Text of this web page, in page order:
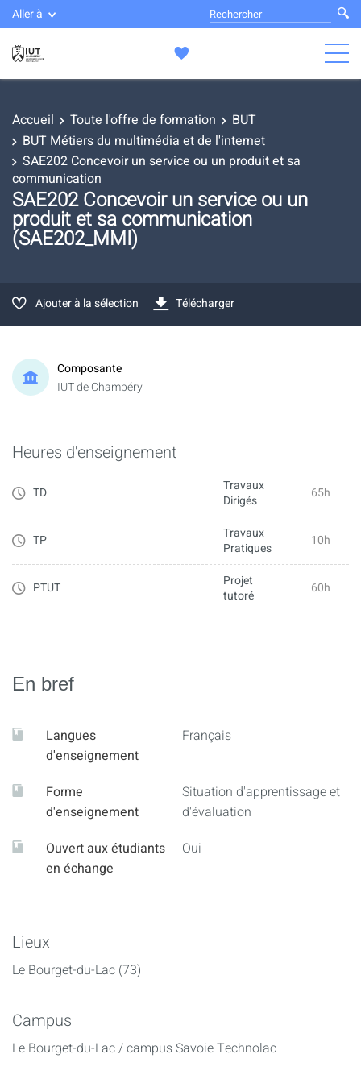
Aller à
Accueil Toute l'offre de formation
BUT
BUT Métiers du multimédia et de l'internet
SAE202 Concevoir un service ou un produit et sa
communication
SAE202 Concevoir un service ou un
produit et sa communication
(SAE202_MMI)
Ajouter à la sélection Télécharger
Composante
IUT de Chambéry
Heures d'enseignement
TD
Travaux
Dirigés
65h
TP
Travaux
Pratiques
10h
PTUT
Projet
tutoré
60h
En bref
Langues
d'enseignement
Français
Forme
d'enseignement
Situation d'apprentissage et
d'évaluation
Ouvert aux étudiants
en échange
Oui
Lieux
Le Bourget-du-Lac (73)
Campus
Le Bourget-du-Lac / campus Savoie Technolac